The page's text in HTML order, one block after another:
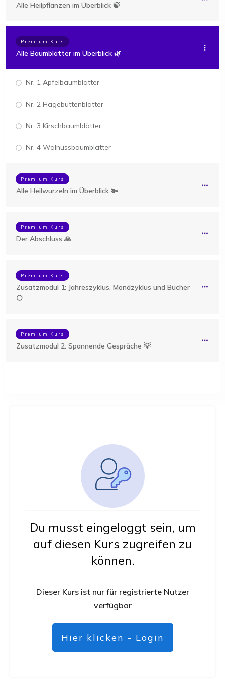
Du musst eingeloggt sein, um
auf diesen Kurs zugreifen zu
können.
Dieser Kurs ist nur für registrierte Nutzer
verfügbar
Hier klicken - Login
Alle Heilpflanzen im Überblick 🍃
Premium Kurs
Alle Baumblätter im Überblick 🌿
Nr. 1 Apfelbaumblätter
Nr. 2 Hagebuttenblätter
Nr. 3 Kirschbaumblätter
Nr. 4 Walnussbaumblätter
Premium Kurs
Alle Heilwurzeln im Überblick 🫚
Premium Kurs
Der Abschluss 🙏
Premium Kurs
Zusatzmodul 1: Jahreszyklus, Mondzyklus und Bücher
🌕
Premium Kurs
Zusatzmodul 2: Spannende Gespräche 💡